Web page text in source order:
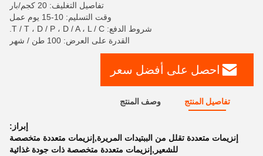
تفاصيل التغليف: 20 كجم/بار
وقت التسليم: 10-15 يوم عمل
شروط الدفع: T / T ، D / P ، D / A ، L / C.
القدرة على العرض: 100 طن / شهر
احصل على أفضل سعر
تفاصيل المنتج وصف المنتج
إبراز:
إنزيمات متعددة تقلل من الببتيدات المريرة,إنزيمات متعددة متخصصة
للشعير,إنزيمات متعددة متخصصة ذات جودة غذائية